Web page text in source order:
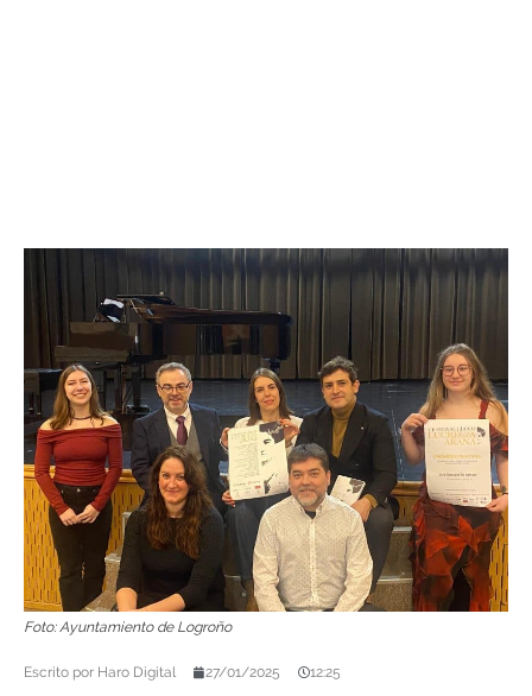
Foto: Ayuntamiento de Logroño
Escrito por Haro Digital 27/01/2025 12:25